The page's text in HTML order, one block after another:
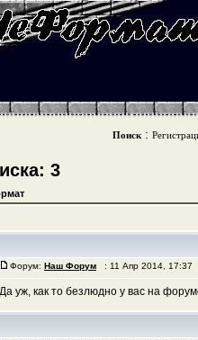
Поиск :
3
Форум: Наш Форум : 11 Апр 2014,
Да уж, как то безлюдно у вас на